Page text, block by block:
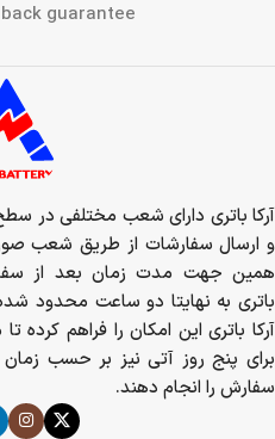
guarantee
آرکا باتری دارای شعب مختلفی در
و ارسال سفارشات از طریق شعب
همین جهت مدت زمان بعد از
باتری به نهایتا دو ساعت محدود
آرکا باتری این امکان را فراهم کرده
برای پنج روز آتی نیز بر حسب
سفارش را انجام دهند.